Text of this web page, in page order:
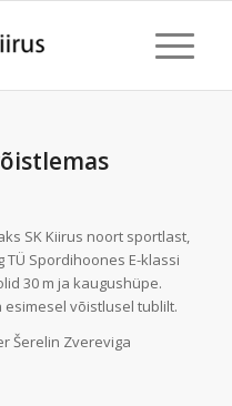
SK Kiirus noort sportlast,
TÜ Spordihoones E-klassi
30 m ja kaugushüpe.
võistlusel tublilt.
Šerelin Zvereviga